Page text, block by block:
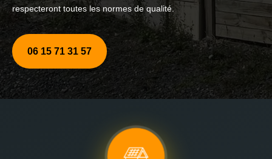
respecteront toutes les normes de qualité.
06 15 71 31 57